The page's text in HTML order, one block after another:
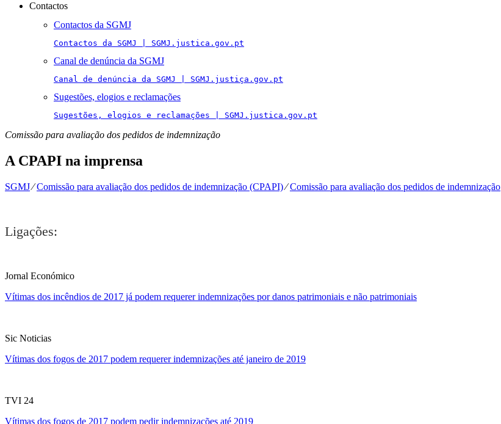
Contactos
Contactos da SGMJ
Contactos da SGMJ | SGMJ.justica.gov.pt
Canal de denúncia da SGMJ
Canal de denúncia da SGMJ | SGMJ.justiça.gov.pt
Sugestões, elogios e reclamações
Sugestões, elogios e reclamações | SGMJ.justica.gov.pt
Comissão para avaliação dos pedidos de indemnização
A CPAPI na imprensa
SGMJ⁄Comissão para avaliação dos pedidos de indemnização (CPAPI)⁄Comissão para avaliação dos pedidos de indemnização
Ligações:
Jornal Económico
Vítimas dos incêndios de 2017 já podem requerer indemnizações por danos patrimoniais e não patrimoniais
Sic Noticias
Vítimas dos fogos de 2017 podem requerer indemnizações até janeiro de 2019
TVI 24
Vítimas dos fogos de 2017 podem pedir indemnizações até 2019